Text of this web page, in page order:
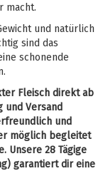
macht.
und natürlich
sind das
schonende
Fleisch direkt ab
und Versand
und
möglich begleitet
Unsere 28 Tägige
garantiert dir eine